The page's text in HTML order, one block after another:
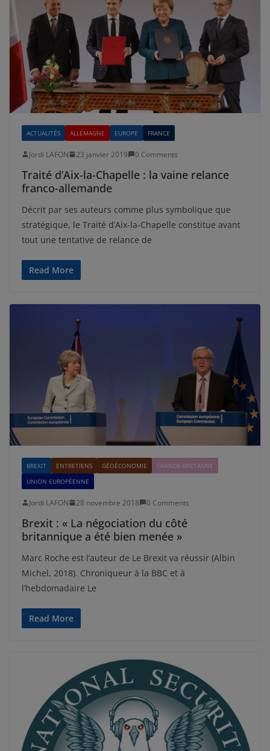
ACTUALITÉS ALLEMAGNE EUROPE FRANCE
Jordi LAFON 23 janvier 2019 0 Comments
Traité d’Aix-la-Chapelle : la vaine relance
franco-allemande
Décrit par ses auteurs comme plus symbolique que
stratégique, le Traité d’Aix-la-Chapelle constitue avant
tout une tentative de relance de
Read More
BREXIT ENTRETIENS GÉOÉCONOMIE
GRANDE-BRETAGNE
UNION EUROPÉENNE
Jordi LAFON 28 novembre 2018 0 Comments
Brexit : « La négociation du côté
britannique a été bien menée »
Marc Roche est l’auteur de Le Brexit va réussir (Albin
Michel, 2018). Chroniqueur à la BBC et à
l’hebdomadaire Le
Read More